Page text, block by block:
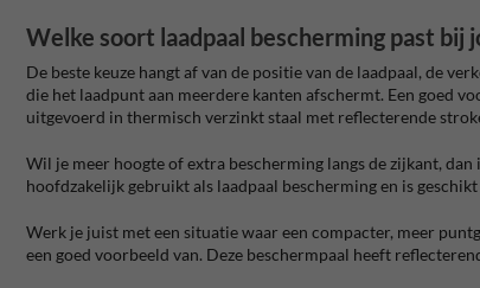
Welke soort laadpaal bescherming past bij
De beste keuze hangt af van de positie van de laadpaal, de
die het laadpunt aan meerdere kanten afschermt. Een goed
uitgevoerd in thermisch verzinkt staal met reflecterende
Wil je meer hoogte of extra bescherming langs de zijkant,
hoofdzakelijk gebruikt als laadpaal bescherming en is
Werk je juist met een situatie waar een compacter, meer
een goed voorbeeld van. Deze beschermpaal heeft